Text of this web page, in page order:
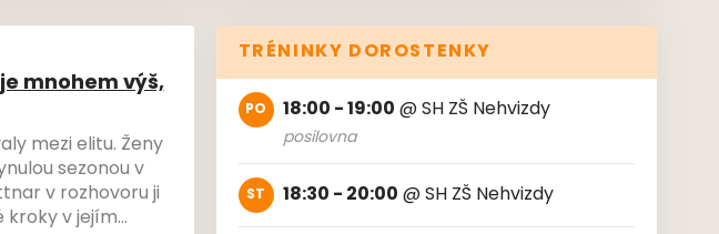
mnohem výš,
mezi elitu. Ženy
sezonou v
v rozhovoru ji
kroky v jejím
TRÉNINKY DOROSTENKY
PO 18:00 - 19:00@SH ZŠ Nehvizdy
posilovna
ST 18:30 - 20:00@SH ZŠ Nehvizdy